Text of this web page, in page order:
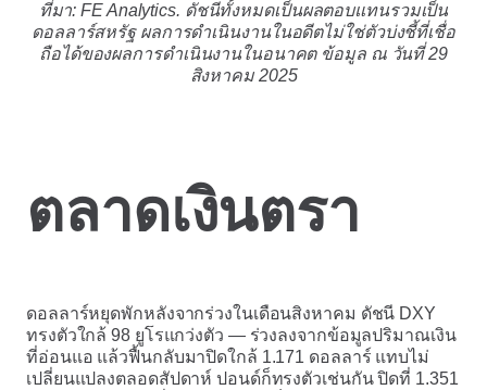
ที่มา: FE Analytics. ดัชนีทั้งหมดเป็นผลตอบแทนรวมเป็น
ดอลลาร์สหรัฐ ผลการดำเนินงานในอดีตไม่ใช่ตัวบ่งชี้ที่เชื่อ
ถือได้ของผลการดำเนินงานในอนาคต ข้อมูล ณ วันที่ 29
สิงหาคม 2025
ตลาดเงินตรา
ดอลลาร์หยุดพักหลังจากร่วงในเดือนสิงหาคม ดัชนี DXY
ทรงตัวใกล้ 98 ยูโรแกว่งตัว — ร่วงลงจากข้อมูลปริมาณเงิน
ที่อ่อนแอ แล้วฟื้นกลับมาปิดใกล้ 1.171 ดอลลาร์ แทบไม่
เปลี่ยนแปลงตลอดสัปดาห์ ปอนด์ก็ทรงตัวเช่นกัน ปิดที่ 1.351